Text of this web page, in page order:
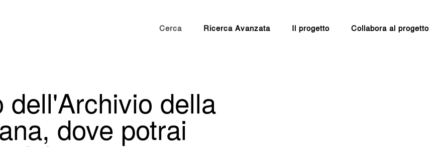
Cerca Ricerca Avanzata Il progetto Collabora al progetto
dell'Archivio della
dove potrai